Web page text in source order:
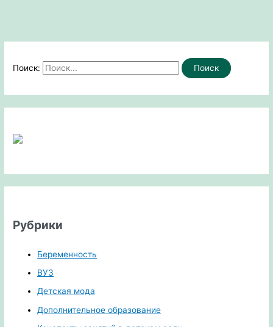
Поиск:
Рубрики
Беременность
ВУЗ
Детская мода
Дополнительное образование